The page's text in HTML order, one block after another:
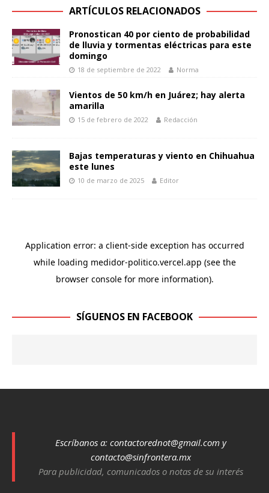
ARTÍCULOS RELACIONADOS
Pronostican 40 por ciento de probabilidad
de lluvia y tormentas eléctricas para este
domingo
18 de septiembre de 2022 Norma
Vientos de 50 km/h en Juárez; hay alerta
amarilla
15 de febrero de 2022 Redacción
Bajas temperaturas y viento en Chihuahua
este lunes
10 de marzo de 2025 Editor
SÍGUENOS EN FACEBOOK
Escríbanos a: contactorednot@gmail.comy
contacto@sinfrontera.mx
Para publicidad, comunicados o notas de su interés